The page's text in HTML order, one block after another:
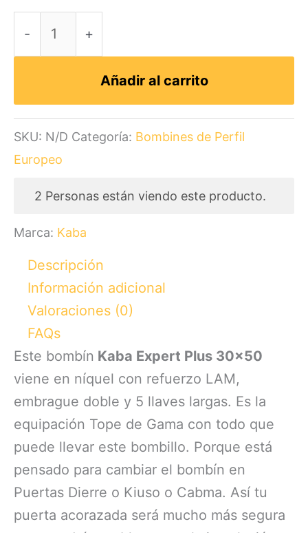
-
LAM
embrague
llaves
cantidad
+
Añadir al carrito
SKU: N/D Categoría: Bombines de Perfil
Europeo
2 Personas están viendo este producto.
Marca: Kaba
Descripción
Información adicional
Valoraciones (0)
FAQs
Este bombín Kaba Expert Plus 30×50
viene en níquel con refuerzo LAM,
embrague doble y 5 llaves largas. Es la
equipación Tope de Gama con todo que
puede llevar este bombillo. Porque está
pensado para cambiar el bombín en
Puertas Dierre o Kiuso o Cabma. Así tu
puerta acorazada será mucho más segura